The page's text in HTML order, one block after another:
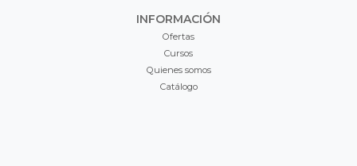
INFORMACIÓN
Ofertas
Cursos
Quienes somos
Catálogo